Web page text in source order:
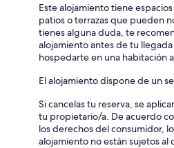
Este alojamiento tiene
patios o terrazas que pueden
tienes alguna duda, te
alojamiento antes de tu
hospedarte en una habitación
El alojamiento dispone de un
Si cancelas tu reserva, se
tu propietario/a. De acuerdo
los derechos del consumidor,
alojamiento no están sujetos